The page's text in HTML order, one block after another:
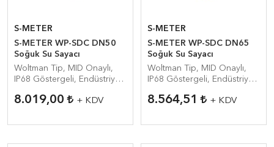
S-METER
S-METER WP-SDC DN50
Soğuk Su Sayacı
Woltman Tip, MID Onaylı,
IP68 Göstergeli, Endüstriyel
8.019,00 + KDV
S-METER
S-METER WP-SDC DN65
Soğuk Su Sayacı
Woltman Tip, MID Onaylı,
IP68 Göstergeli, Endüstriyel
8.564,51 + KDV